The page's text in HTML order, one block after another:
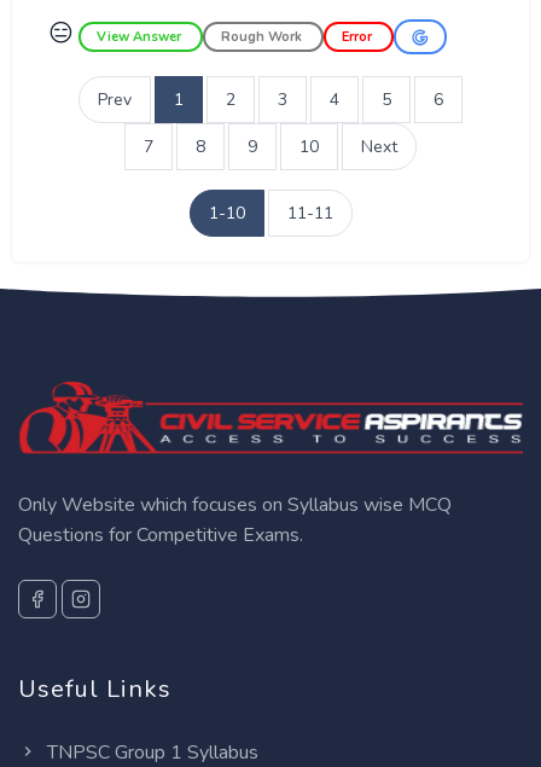
😑 View Answer Rough Work Error
Prev 1 2 3 4 5 6
7 8 9 10 Next
1-10 11-11
Only Website which focuses on Syllabus wise MCQ
Questions for Competitive Exams.
Useful Links
TNPSC Group 1 Syllabus